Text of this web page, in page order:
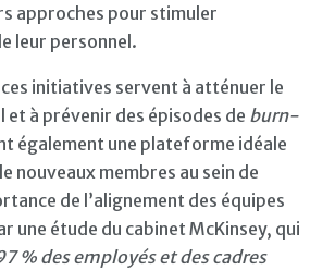
approches pour stimuler
leur personnel.
initiatives servent à atténuer le
et à prévenir des épisodes de burn-
également une plateforme idéale
nouveaux membres au sein de
de l’alignement des équipes
une étude du cabinet McKinsey, qui
% des employés et des cadres